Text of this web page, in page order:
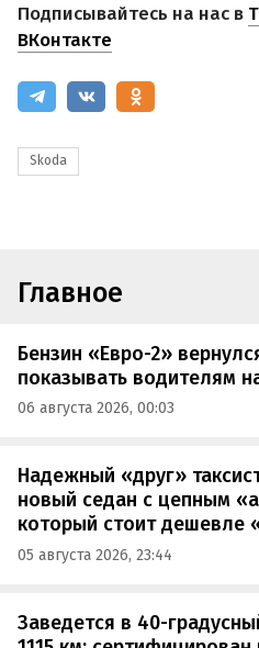
Подписывайтесь на нас в
ВКонтакте
Skoda
Главное
Бензин «Евро-2»
показывать водителям
06 августа 2026, 00:03
Надежный «друг»
новый седан с цепным
который стоит дешевле
05 августа 2026, 23:44
Заведется в 40-